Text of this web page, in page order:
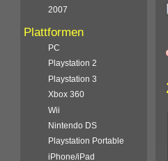
2007
Plattformen
PC
Playstation 2
Playstation 3
Xbox 360
Wii
Nintendo DS
Playstation Portable
iPhone/iPad